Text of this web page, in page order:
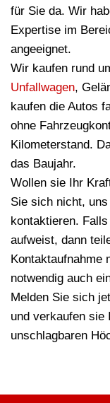
für Sie da. Wir
Expertise im
angeeignet.
Wir kaufen rund
Unfallwagen,
kaufen die Autos
ohne
Kilometerstand.
das Baujahr.
Wollen sie Ihr
Sie sich nicht,
kontaktieren.
aufweist, dann
Kontaktaufnahme
notwendig auch
Melden Sie sich
und verkaufen sie
unschlagbaren